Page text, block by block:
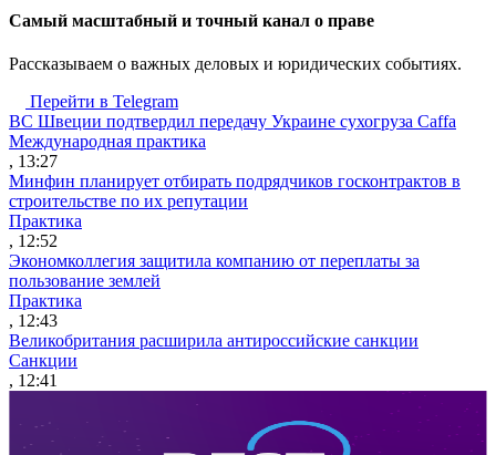
Cамый масштабный и точный канал о праве
Рассказываем о важных деловых и юридических событиях.
Перейти в Telegram
ВС Швеции подтвердил передачу Украине сухогруза Caffa
Международная практика
, 13:27
Минфин планирует отбирать подрядчиков госконтрактов в
строительстве по их репутации
Практика
, 12:52
Экономколлегия защитила компанию от переплаты за
пользование землей
Практика
, 12:43
Великобритания расширила антироссийские санкции
Санкции
, 12:41